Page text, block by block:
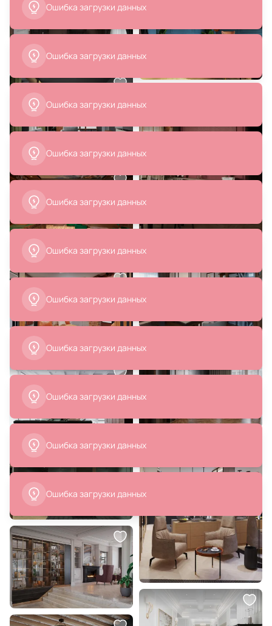
Ошибка загрузки данных
Ошибка загрузки данных
Ошибка загрузки данных
В корзину